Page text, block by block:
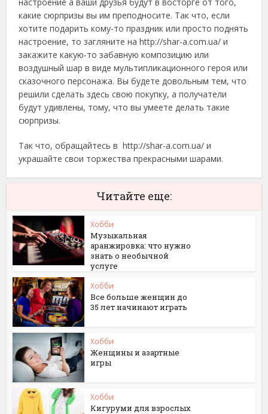
какие сюрпризы вы им преподносите. Так что, если
хотите подарить кому-то праздник или просто поднять
настроение, то загляните на http://shar-a.com.ua/ и
закажите какую-то забавную композицию или
воздушный шар в виде мультипликационного героя или
сказочного персонажа. Вы будете довольным тем, что
решили сделать здесь свою покупку, а получатели
будут удивлены, тому, что вы умеете делать такие
сюрпризы.
Так что, обращайтесь в http://shar-a.com.ua/ и
украшайте свои торжества прекрасными шарами.
Читайте еще:
Хобби
Музыкальная
аранжировка: что нужно
знать о необычной
услуге
Хобби
Все больше женщин до
35 лет начинают играть
Хобби
Женщины и азартные
игры
Хобби
Кигуруми для взрослых